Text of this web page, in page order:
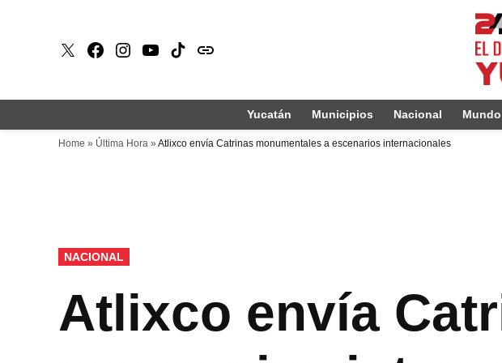
X Faceboook
Instagram
Youtube
Tiktokissuu
Yucatán Municipios Nacional Mundo
Home » Última Hora » Atlixco envía Catrinas monumentales a escenarios internacionales
PUBLICADO
EN
NACIONAL
Atlixco envía